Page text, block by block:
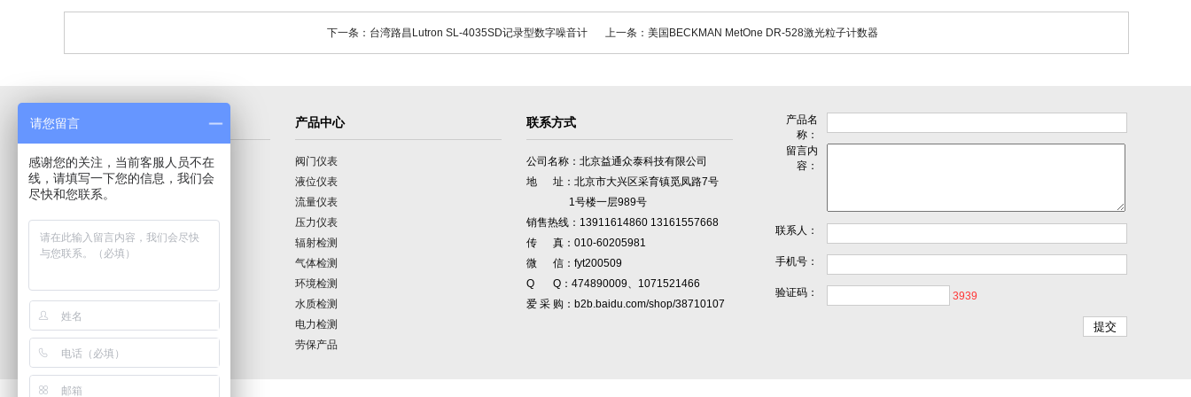
下一条：台湾路昌Lutron SL-4035SD记录型数字噪音计 上一条：美国BECKMAN MetOne DR-528激光粒子计数器
导航菜单
首页
公司介绍
产品展示
技术园地
行业动态
联系我们
产品中心
阀门仪表
液位仪表
流量仪表
压力仪表
辐射检测
气体检测
环境检测
水质检测
电力检测
劳保产品
联系方式
公司名称：北京益通众泰科技有限公司
地 址：北京市大兴区采育镇觅凤路7号
1号楼一层989号
销售热线：13911614860 13161557668
传 真：010-60205981
微 信：fyt200509
Q Q：474890009、1071521466
爱 采 购：b2b.baidu.com/shop/38710107
产品名
称：
留言内
容：
联系人：
手机号：
验证码： 3939
请您留言
感谢您的关注，当前客服人员不在
线，请填写一下您的信息，我们会
尽快和您联系。